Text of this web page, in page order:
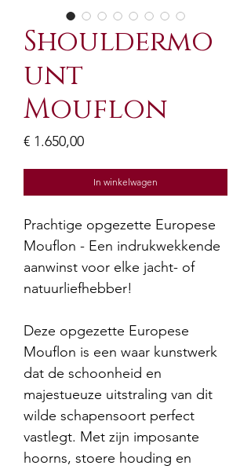
Shouldermo
unt
Mouflon
€ 1.650,00Prijs
In winkelwagen
Prachtige opgezette Europese
Mouflon - Een indrukwekkende
aanwinst voor elke jacht- of
natuurliefhebber!
Deze opgezette Europese
Mouflon is een waar kunstwerk
dat de schoonheid en
majestueuze uitstraling van dit
wilde schapensoort perfect
vastlegt. Met zijn imposante
hoorns, stoere houding en